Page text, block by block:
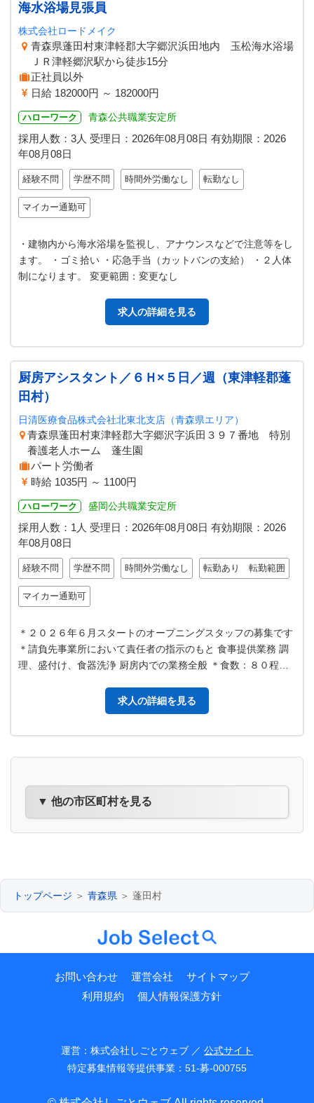
海水浴場見張員
株式会社ロードメイク
青森県蓬田村東津軽郡大字郷沢浜田地内 玉松海水浴場
ＪＲ津軽郷沢駅から徒歩15分
正社員以外
日給 182000円 ～ 182000円
ハローワーク 青森公共職業安定所
採用人数：3人 受理日： 2026年08月08日 有効期限： 2026
年08月08日
経験不問 学歴不問 時間外労働なし 転勤なし
マイカー通勤可
・建物内から海水浴場を監視し、アナウンスなどで注意等をし
ます。 ・ゴミ拾い ・応急手当（カットバンの支給） ・２人体
制になります。 変更範囲：変更なし
求人の詳細を見る
厨房アシスタント／６Ｈ×５日／週（東津軽郡蓬
田村）
日清医療食品株式会社北東北支店（青森県エリア）
青森県蓬田村東津軽郡大字郷沢字浜田３９７番地 特別
養護老人ホーム 蓬生園
パート労働者
時給 1035円 ～ 1100円
ハローワーク 盛岡公共職業安定所
採用人数：1人 受理日： 2026年08月08日 有効期限： 2026
年08月08日
経験不問 学歴不問 時間外労働なし 転勤あり 転勤範囲
マイカー通勤可
＊２０２６年６月スタートのオープニングスタッフの募集です
＊請負先事業所において責任者の指示のもと 食事提供業務 調
理、盛付け、食器洗浄 厨房内での業務全般 ＊食数：８０程度
求人の詳細を見る
▼ 他の市区町村を見る
トップページ ＞ 青森県 ＞ 蓬田村
お問い合わせ 運営会社
サイトマップ
利用規約
個人情報保護方針
運営：株式会社しごとウェブ ／ 公式サイト
特定募集情報等提供事業：51-募-000755